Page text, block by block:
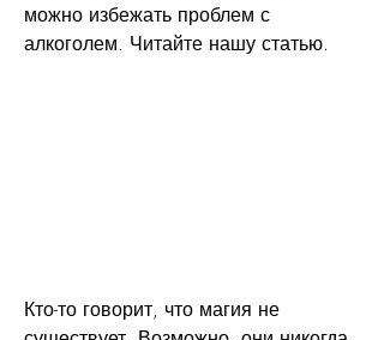
можно избежать проблем с
алкоголем. Читайте нашу статью.
Кто-то говорит, что магия не